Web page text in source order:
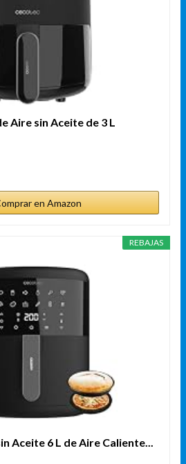
Aire sin Aceite de 3 L
en Amazon
REBAJAS
Aceite 6 L de Aire Caliente...